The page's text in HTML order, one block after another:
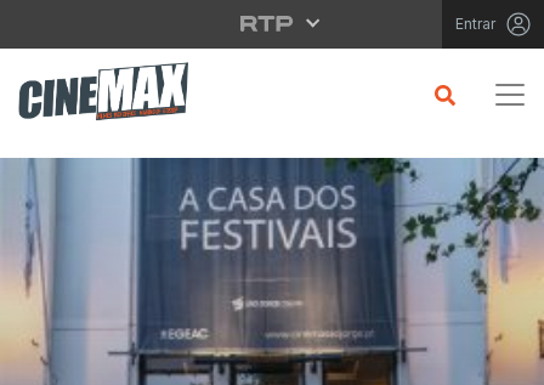
Saltar para o conteúdo principal Entrar